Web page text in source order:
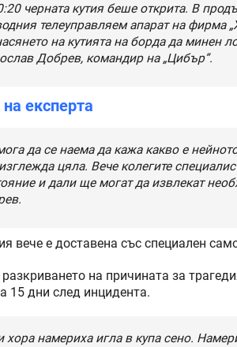
черната кутия беше открита. В
телеуправляем апарат на фирма
на кутията на борда да минен
Добрев, командир на „Цибър”.
експерта
да се наема да кажа какво е
цяла. Вече колегите
и дали ще могат да извлекат
вече е доставена със специален
на причината за
15 дни след инцидента.
хора намериха игла в купа сено.